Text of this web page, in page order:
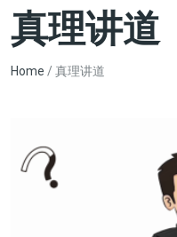
真理讲道
Breadcrumb
Home 真理讲道